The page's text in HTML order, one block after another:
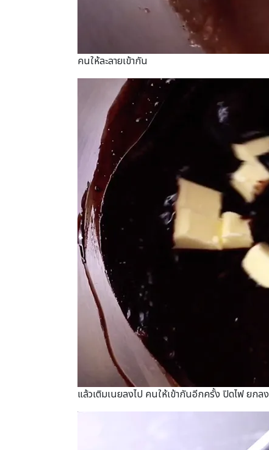
คนให้ละลายเข้ากัน
แล้วเติมเนยลงไป คนให้เข้ากันอีกครั้ง ปิดไฟ ยกลง